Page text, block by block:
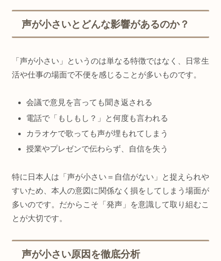
声が小さいとどんな影響があるのか？
「声が小さい」というのは単なる特徴ではなく、日常生
活や仕事の場面で不便を感じることが多いものです。
会議で意見を言っても聞き返される
電話で「もしもし？」と何度も言われる
カラオケで歌っても声が埋もれてしまう
授業やプレゼンで伝わらず、自信を失う
特に日本人は「声が小さい＝自信がない」と捉えられや
すいため、本人の意図に関係なく損をしてしまう場面が
多いのです。だからこそ「発声」を意識して取り組むこ
とが大切です。
声が小さい原因を徹底分析